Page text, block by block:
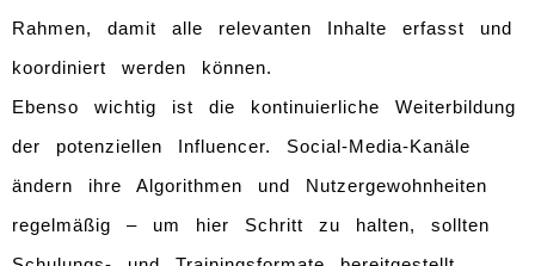
Rahmen, damit alle relevanten Inhalte erfasst und
koordiniert werden können.
Ebenso wichtig ist die kontinuierliche Weiterbildung
der potenziellen Influencer. Social-Media-Kanäle
ändern ihre Algorithmen und Nutzergewohnheiten
regelmäßig – um hier Schritt zu halten, sollten